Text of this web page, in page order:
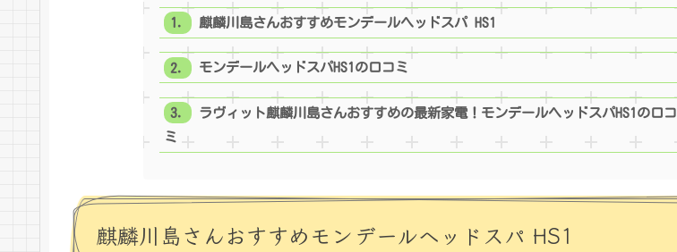
麒麟川島さんおすすめモンデールヘッドスパ HS1
モンデールヘッドスパHS1の口コミ
ラヴィット麒麟川島さんおすすめの最新家電！モンデールヘッドスパHS1の口コ
ミ
麒麟川島さんおすすめモンデールヘッドスパ HS1